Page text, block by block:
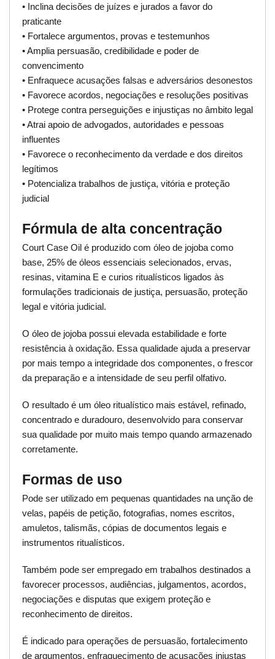
• Inclina decisões de juízes e jurados a favor do
praticante
• Fortalece argumentos, provas e testemunhos
• Amplia persuasão, credibilidade e poder de
convencimento
• Enfraquece acusações falsas e adversários desonestos
• Favorece acordos, negociações e resoluções positivas
• Protege contra perseguições e injustiças no âmbito legal
• Atrai apoio de advogados, autoridades e pessoas
influentes
• Favorece o reconhecimento da verdade e dos direitos
legítimos
• Potencializa trabalhos de justiça, vitória e proteção
judicial
Fórmula de alta concentração
Court Case Oil é produzido com óleo de jojoba como
base, 25% de óleos essenciais selecionados, ervas,
resinas, vitamina E e curios ritualísticos ligados às
formulações tradicionais de justiça, persuasão, proteção
legal e vitória judicial.
O óleo de jojoba possui elevada estabilidade e forte
resistência à oxidação. Essa qualidade ajuda a preservar
por mais tempo a integridade dos componentes, o frescor
da preparação e a intensidade de seu perfil olfativo.
O resultado é um óleo ritualístico mais estável, refinado,
concentrado e duradouro, desenvolvido para conservar
sua qualidade por muito mais tempo quando armazenado
corretamente.
Formas de uso
Pode ser utilizado em pequenas quantidades na unção de
velas, papéis de petição, fotografias, nomes escritos,
amuletos, talismãs, cópias de documentos legais e
instrumentos ritualísticos.
Também pode ser empregado em trabalhos destinados a
favorecer processos, audiências, julgamentos, acordos,
negociações e disputas que exigem proteção e
reconhecimento de direitos.
É indicado para operações de persuasão, fortalecimento
de argumentos, enfraquecimento de acusações injustas